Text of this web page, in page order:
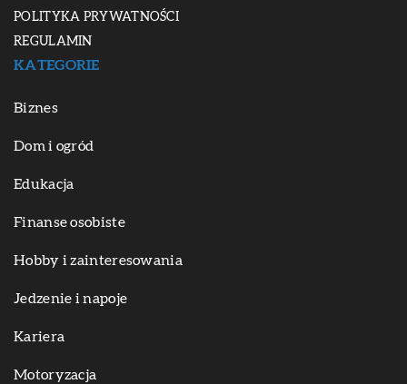
POLITYKA PRYWATNOŚCI
REGULAMIN
KATEGORIE
Biznes
Dom i ogród
Edukacja
Finanse osobiste
Hobby i zainteresowania
Jedzenie i napoje
Kariera
Motoryzacja